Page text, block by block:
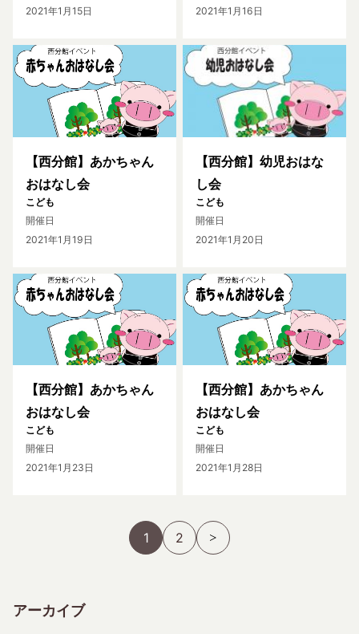
2021年1月15日
2021年1月16日
【西分館】あかちゃん
おはなし会
こども
開催日
2021年1月19日
【西分館】幼児おはな
し会
こども
開催日
2021年1月20日
【西分館】あかちゃん
おはなし会
こども
開催日
2021年1月23日
【西分館】あかちゃん
おはなし会
こども
開催日
2021年1月28日
1 2
アーカイブ